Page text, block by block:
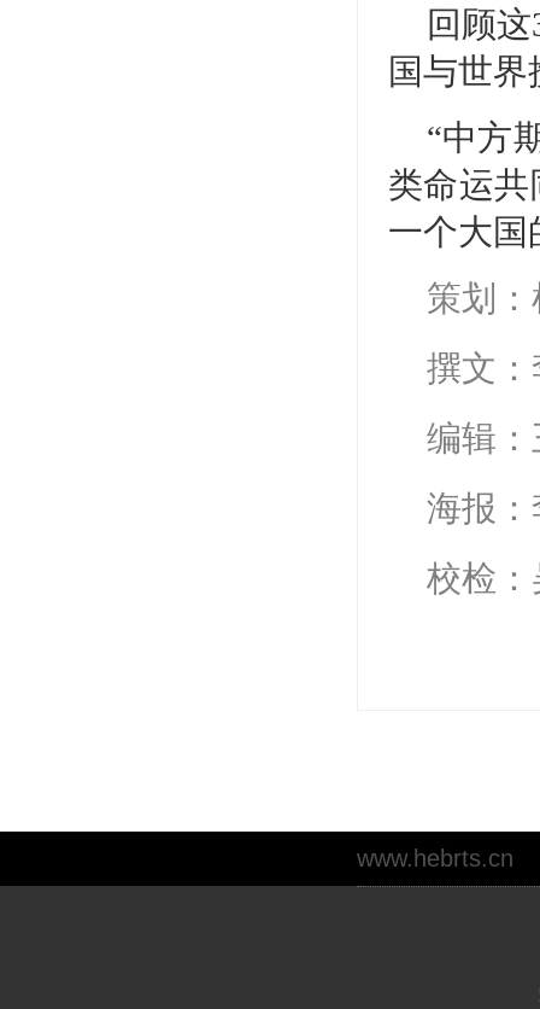
回顾
国与世
“中方
类命运共
一个大国
策划
撰文
编辑
海报：
校检：
www.hebrts.cn